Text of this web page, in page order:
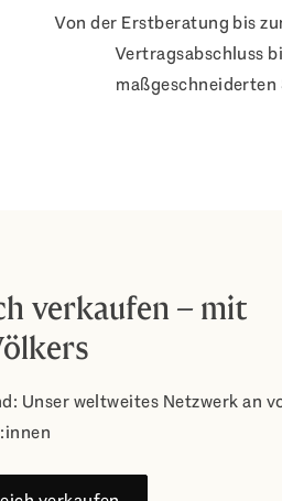
Von der Erstberatung bis
Vertragsabschluss
maßgeschneiderten
verkaufen – mit
Unser weltweites Netzwerk an